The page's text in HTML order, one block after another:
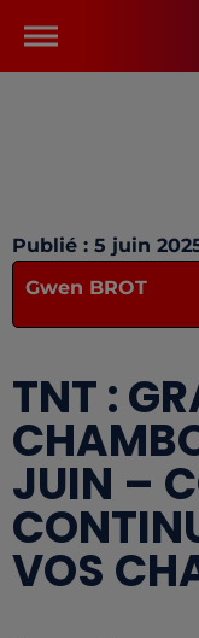
Publié : 5 juin
Gwen BROT
TNT :
JUIN –
VOS